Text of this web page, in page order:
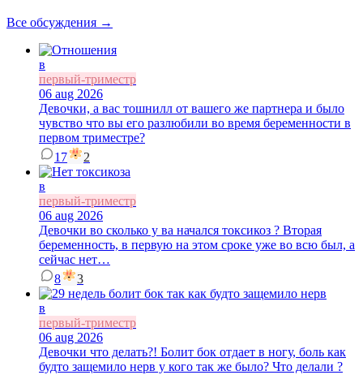
Все обсуждения →
в
первый-триместр
06 aug 2026
Девочки, а вас тошнилл от вашего же партнера и было
чувство что вы его разлюбили во время беременности в
первом триместре?
17
2
в
первый-триместр
06 aug 2026
Девочки во сколько у ва начался токсикоз ? Вторая
беременность, в первую на этом сроке уже во всю был, а
сейчас нет…
8
3
в
первый-триместр
06 aug 2026
Девочки что делать?! Болит бок отдает в ногу, боль как
будто защемило нерв у кого так же было? Что делали ?